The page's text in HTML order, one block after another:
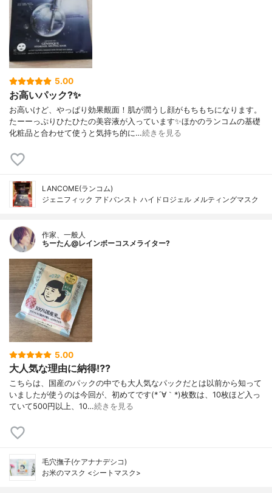
5.00
お高いパック?✨
お高いけど、やっぱり効果覿面！肌が潤うし顔がもちもちになります。
たーーっぷりひたひたの美容液が入っています✨ほかのランコムの基礎
化粧品と合わせて使うと気持ち的に…続きを見る
LANCOME(ランコム)
ジェニフィック アドバンスト ハイドロジェル メルティングマスク
作家、一般人
ちーたん@レインボーコスメライター?
5.00
大人気な理由に納得⁉️?
こちらは、国産のパックの中でも大人気なパックだとは以前から知って
いましたが使うのは今回が、初めてです(*´∀｀*)枚数は、10枚ほど入っ
ていて500円以上、10…続きを見る
毛穴撫子(ケアナナデシコ)
お米のマスク <シートマスク>